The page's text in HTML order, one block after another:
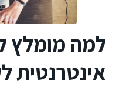
למה מומלץ
אינטרנטית